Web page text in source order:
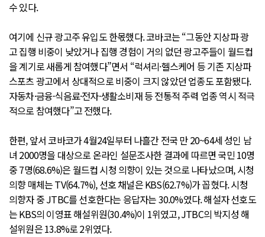
수 있다.
여기에 신규 광고주 유입도 한몫했다. 코바코는 “그동안 지상파 광
고 집행 비중이 낮았거나 집행 경험이 거의 없던 광고주들이 월드컵
을 계기로 새롭게 참여했다”면서 “럭셔리·헬스케어 등 기존 지상파
스포츠 광고에서 상대적으로 비중이 크지 않았던 업종도 포함됐다.
자동차·금융·식음료·전자·생활소비재 등 전통적 주력 업종 역시 적극
적으로 참여했다”고 전했다.
한편, 앞서 코바코가 4월24일부터 나흘간 전국 만 20~64세 성인 남
녀 2000명을 대상으로 온라인 설문조사한 결과에 따르면 국민 10명
중 7명(68.6%)은 월드컵 시청 의향이 있는 것으로 나타났으며, 시청
의향 매체는 TV(64.7%), 선호 채널은 KBS(62.7%)가 꼽혔다. 시청
의향자 중 JTBC를 선호한다는 응답자는 30.0%였다. 해설자 선호도
는 KBS의 이영표 해설위원(30.4%)이 1위였고, JTBC의 박지성 해
설위원은 13.8%로 2위였다.